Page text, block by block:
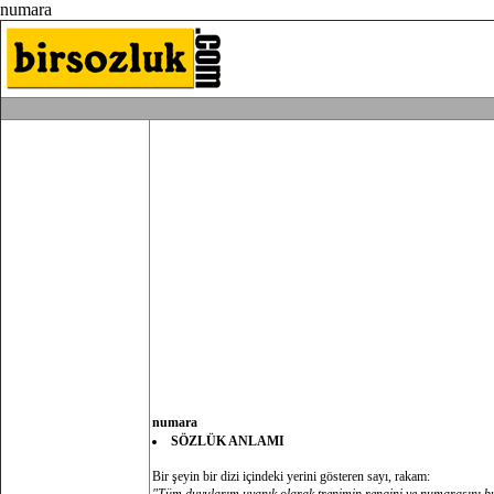
numara
numara
SÖZLÜK ANLAMI
Bir şeyin bir dizi içindeki yerini gösteren sayı, rakam: